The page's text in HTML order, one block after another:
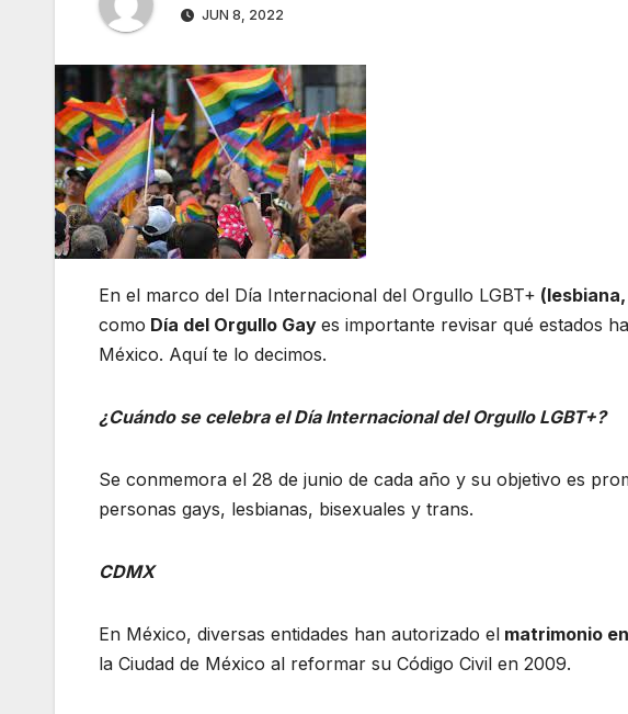
JUN 8, 2022
En el marco del Día Internacional del Orgullo LGBT+
como Día del Orgullo Gay es importante revisar qué estados
México. Aquí te lo decimos.
¿Cuándo se celebra el Día Internacional del Orgullo LGBT+?
Se conmemora el 28 de junio de cada año y su objetivo es
personas gays, lesbianas, bisexuales y trans.
CDMX
En México, diversas entidades han autorizado el matrimonio
la Ciudad de México al reformar su Código Civil en 2009.